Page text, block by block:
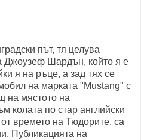
път, тя целува
Джоузеф Шардън, който я е
я на ръце, а зад тях се
на марката "Mustang" с
на мястото на
колата по стар английски
времето на Тюдорите, са
Публикацията на